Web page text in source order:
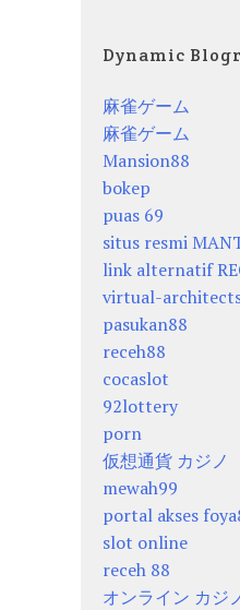
Dynamic
麻雀ゲーム
麻雀ゲーム
Mansion88
bokep
puas 69
situs resmi
link alternatif
virtual-
pasukan88
receh88
cocaslot
92lottery
porn
仮想通貨 カジノ
mewah99
portal akses
slot online
receh 88
オンライン カジ